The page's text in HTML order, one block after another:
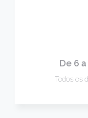
De 6
Todos os